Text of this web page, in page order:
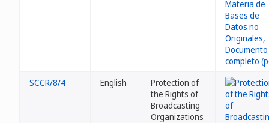
SCCR/8/4 English
Protection of
the Rights of
Broadcasting
Organizations